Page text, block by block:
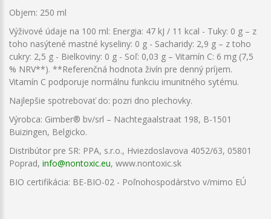
Objem: 250 ml
Výživové údaje na 100 ml: Energia: 47 kJ / 11 kcal - Tuky: 0 g – z
toho nasýtené mastné kyseliny: 0 g - Sacharidy: 2,9 g – z toho
cukry: 2,5 g - Bielkoviny: 0 g - Soľ: 0,03 g – Vitamín C: 6 mg (7,5
% NRV**). **Referenčná hodnota živín pre denný príjem.
Vitamín C podporuje normálnu funkciu imunitného sytému.
Najlepšie spotrebovať do: pozri dno plechovky.
Výrobca: Gimber® bv/srl – Nachtegaalstraat 198, B-1501
Buizingen, Belgicko.
Distribútor pre SR: PPA, s.r.o., Hviezdoslavova 4052/63, 05801
Poprad, info@nontoxic.eu, www.nontoxic.sk
BIO certifikácia: BE-BIO-02 - Poľnohospodárstvo v/mimo EÚ